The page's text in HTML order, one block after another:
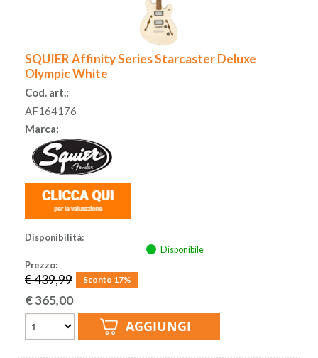
SQUIER Affinity Series Starcaster Deluxe
Olympic White
Cod. art.:
AF164176
Marca:
Disponibilità:
Disponibile
Prezzo:
€ 439,99 Sconto 17%
€365,00